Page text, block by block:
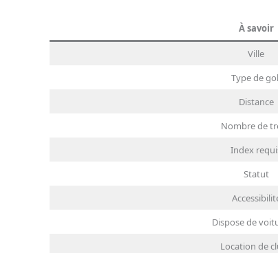
À savoir
Ville
Type de
Distance
Nombre de
Index
Statut
Dispose de
Location de